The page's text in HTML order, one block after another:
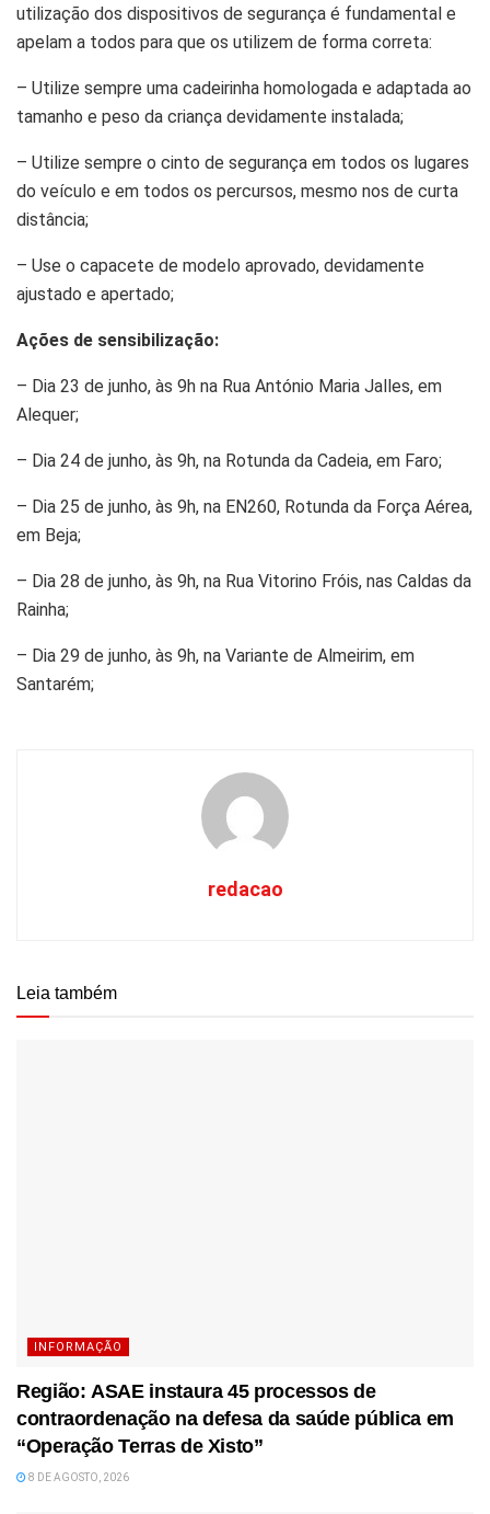
utilização dos dispositivos de segurança é fundamental e
apelam a todos para que os utilizem de forma correta:
– Utilize sempre uma cadeirinha homologada e adaptada ao
tamanho e peso da criança devidamente instalada;
– Utilize sempre o cinto de segurança em todos os lugares
do veículo e em todos os percursos, mesmo nos de curta
distância;
– Use o capacete de modelo aprovado, devidamente
ajustado e apertado;
Ações de sensibilização:
– Dia 23 de junho, às 9h na Rua António Maria Jalles, em
Alequer;
– Dia 24 de junho, às 9h, na Rotunda da Cadeia, em Faro;
– Dia 25 de junho, às 9h, na EN260, Rotunda da Força Aérea,
em Beja;
– Dia 28 de junho, às 9h, na Rua Vitorino Fróis, nas Caldas da
Rainha;
– Dia 29 de junho, às 9h, na Variante de Almeirim, em
Santarém;
redacao
Leia também
INFORMAÇÃO
Região: ASAE instaura 45 processos de
contraordenação na defesa da saúde pública em
“Operação Terras de Xisto”
8 DE AGOSTO, 2026